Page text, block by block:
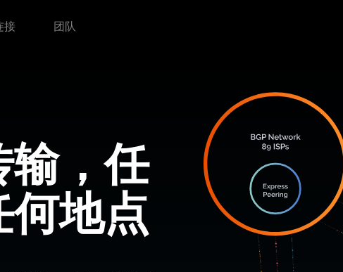
接 团队
输，任
地点